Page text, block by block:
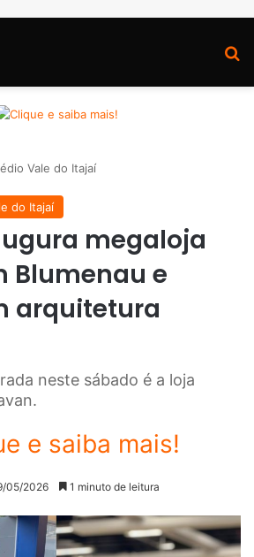
Vale do Itajaí
do Itajaí
megaloja
Blumenau e
arquitetura
neste sábado é a loja
05/2026 1 minuto de leitura